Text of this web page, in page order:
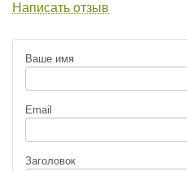
Написать отзыв
Ваше имя
Email
Заголовок